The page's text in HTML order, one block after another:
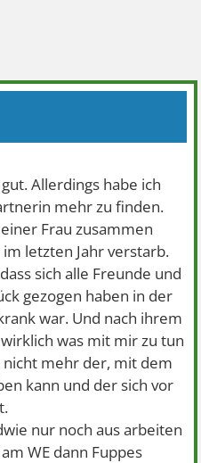
Allerdings habe ich
mehr zu finden.
Frau zusammen
letzten Jahr verstarb.
sich alle Freunde und
gezogen haben in der
war. Und nach ihrem
was mit mir zu tun
nicht mehr der, mit dem
kann und der sich vor
nur noch aus arbeiten
WE dann Fuppes